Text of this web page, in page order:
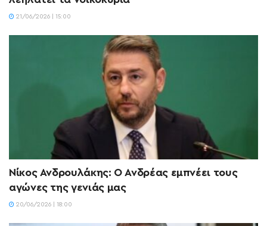
21/06/2026 | 15:00
Νίκος Ανδρουλάκης: Ο Ανδρέας εμπνέει τους
αγώνες της γενιάς μας
20/06/2026 | 18:00